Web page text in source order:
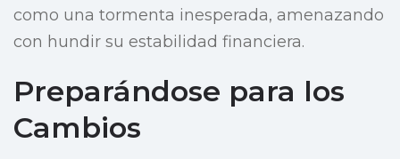
como una tormenta inesperada, amenazando
con hundir su estabilidad financiera.
Preparándose para los
Cambios